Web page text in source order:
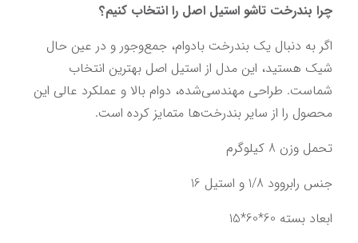
چرا بندرخت تاشو استیل اصل را انتخاب کنیم؟
محصول را از سایر بندرخت‌ها متمایز کرده است.
تحمل وزن 8 کیلوگرم
جنس رابروود 1/8 و استیل 16
ابعاد بسته 60*60*15